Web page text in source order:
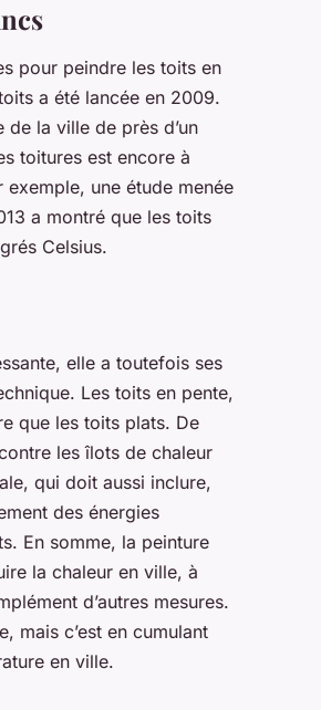
pour peindre les toits en
a été lancée en 2009.
la ville de près d’un
toitures est encore à
exemple, une étude menée
a montré que les toits
Celsius.
elle a toutefois ses
Les toits en pente,
que les toits plats. De
les îlots de chaleur
qui doit aussi inclure,
des énergies
En somme, la peinture
la chaleur en ville, à
d’autres mesures.
mais c’est en cumulant
en ville.